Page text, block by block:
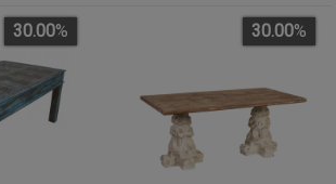
30.00% 30.00%